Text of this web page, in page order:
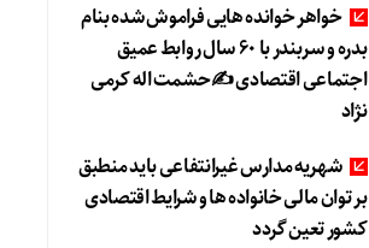
خواهر خوانده هایی فراموش شده بنام
بدره و سربندر با ۶۰ سال روابط عمیق
اجتماعی اقتصادی ✍حشمت اله کرمی
نژاد
شهریه مدارس غیرانتفاعی باید منطبق
بر توان مالی خانواده ها و شرایط اقتصادی
کشور تعین گردد